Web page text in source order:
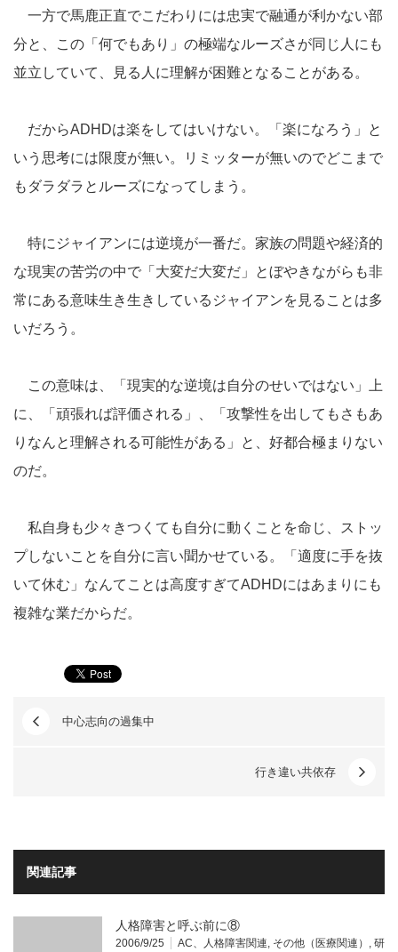
一方で馬鹿正直でこだわりには忠実で融通が利かない部
分と、この「何でもあり」の極端なルーズさが同じ人にも
並立していて、見る人に理解が困難となることがある。
だからADHDは楽をしてはいけない。「楽になろう」と
いう思考には限度が無い。リミッターが無いのでどこまで
もダラダラとルーズになってしまう。
特にジャイアンには逆境が一番だ。家族の問題や経済的
な現実の苦労の中で「大変だ大変だ」とぼやきながらも非
常にある意味生き生きしているジャイアンを見ることは多
いだろう。
この意味は、「現実的な逆境は自分のせいではない」上
に、「頑張れば評価される」、「攻撃性を出してもさもあ
りなんと理解される可能性がある」と、好都合極まりない
のだ。
私自身も少々きつくても自分に動くことを命じ、ストッ
プしないことを自分に言い聞かせている。「適度に手を抜
いて休む」なんてことは高度すぎてADHDにはあまりにも
複雑な業だからだ。
中心志向の過集中
行き違い共依存
関連記事
人格障害と呼ぶ前に⑧
2006/9/25 AC、人格障害関連, その他（医療関連） , 研